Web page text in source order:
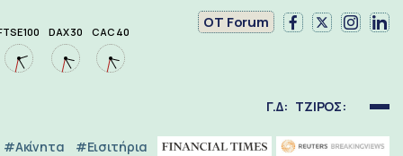
100 DAX 30 CAC 40
OT Forum
Γ.Δ: ΤΖΙΡΟΣ:
#Ακίνητα #εισιτήρια